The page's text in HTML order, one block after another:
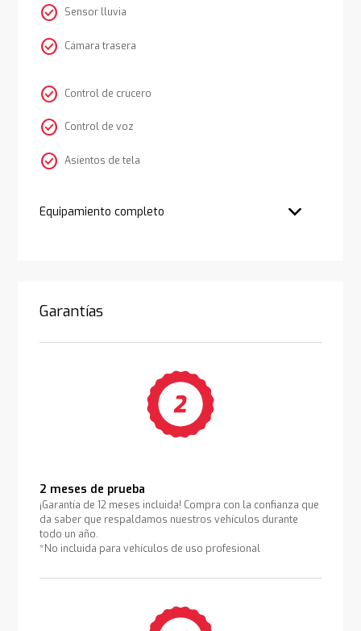
check_circle Sensor lluvia
check_circle Cámara trasera
check_circle Control de crucero
check_circle Control de voz
check_circle Asientos de tela
Equipamiento completo
Garantías
2 meses de prueba
¡Garantía de 12 meses incluida! Compra con la confianza que
da saber que respaldamos nuestros vehículos durante
todo un año.
*No incluida para vehículos de uso profesional